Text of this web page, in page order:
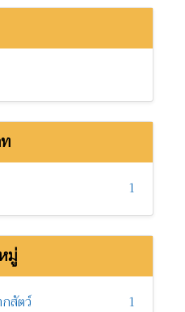
1
มู่
สัตว์ 1